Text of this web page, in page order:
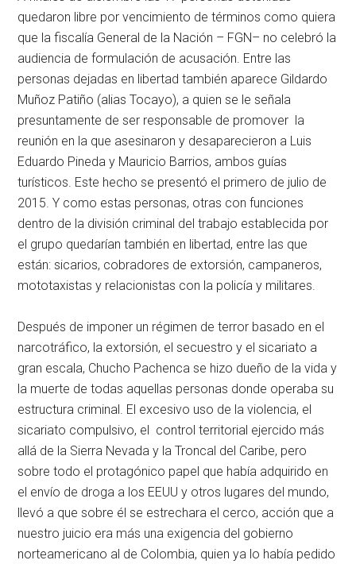
quedaron libre por vencimiento de términos como quiera
que la fiscalía General de la Nación – FGN– no celebró la
audiencia de formulación de acusación. Entre las
personas dejadas en libertad también aparece Gildardo
Muñoz Patiño (alias Tocayo), a quien se le señala
presuntamente de ser responsable de promover la
reunión en la que asesinaron y desaparecieron a Luis
Eduardo Pineda y Mauricio Barrios, ambos guías
turísticos. Este hecho se presentó el primero de julio de
2015. Y como estas personas, otras con funciones
dentro de la división criminal del trabajo establecida por
el grupo quedarían también en libertad, entre las que
están: sicarios, cobradores de extorsión, campaneros,
mototaxistas y relacionistas con la policía y militares.
Después de imponer un régimen de terror basado en el
narcotráfico, la extorsión, el secuestro y el sicariato a
gran escala, Chucho Pachenca se hizo dueño de la vida y
la muerte de todas aquellas personas donde operaba su
estructura criminal. El excesivo uso de la violencia, el
sicariato compulsivo, el control territorial ejercido más
allá de la Sierra Nevada y la Troncal del Caribe, pero
sobre todo el protagónico papel que había adquirido en
el envío de droga a los EEUU y otros lugares del mundo,
llevó a que sobre él se estrechara el cerco, acción que a
nuestro juicio era más una exigencia del gobierno
norteamericano al de Colombia, quien ya lo había pedido